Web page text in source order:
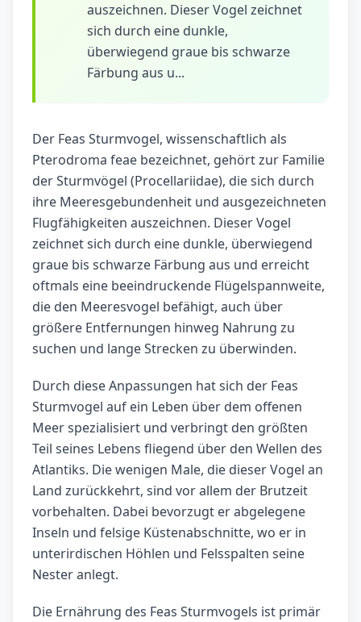
auszeichnen. Dieser Vogel zeichnet
sich durch eine dunkle,
überwiegend graue bis schwarze
Färbung aus u...
Der Feas Sturmvogel, wissenschaftlich als
Pterodroma feae bezeichnet, gehört zur Familie
der Sturmvögel (Procellariidae), die sich durch
ihre Meeresgebundenheit und ausgezeichneten
Flugfähigkeiten auszeichnen. Dieser Vogel
zeichnet sich durch eine dunkle, überwiegend
graue bis schwarze Färbung aus und erreicht
oftmals eine beeindruckende Flügelspannweite,
die den Meeresvogel befähigt, auch über
größere Entfernungen hinweg Nahrung zu
suchen und lange Strecken zu überwinden.
Durch diese Anpassungen hat sich der Feas
Sturmvogel auf ein Leben über dem offenen
Meer spezialisiert und verbringt den größten
Teil seines Lebens fliegend über den Wellen des
Atlantiks. Die wenigen Male, die dieser Vogel an
Land zurückkehrt, sind vor allem der Brutzeit
vorbehalten. Dabei bevorzugt er abgelegene
Inseln und felsige Küstenabschnitte, wo er in
unterirdischen Höhlen und Felsspalten seine
Nester anlegt.
Die Ernährung des Feas Sturmvogels ist primär